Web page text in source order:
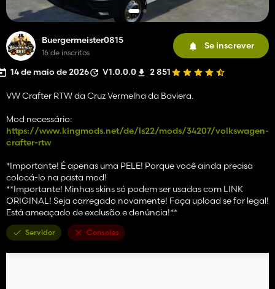
Buergermeister0815
16 de inscritos
Se inscrever
14 de maio de 2026 V1.0.0.0 2 851
VW Crafter RTW da Cruz Vermelha da Baviera.
Mod necessário:
https://www.kingmods.net/de/ls22/mods/34207/volkswagen-
crafter-rtw
*Importante! É apenas uma PELE! Porque você ainda precisa
colocá-lo na pasta mod!
**Importante! Minhas skins só podem ser usadas com LINK
ORIGINAL! Seja carregado novamente! Faça upload se for legal!
Está ameaçado de exclusão e denúncia!**
Servidor Consoles